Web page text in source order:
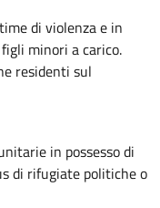
di violenza e in
minori a carico.
residenti sul
in possesso di
di rifugiate politiche o